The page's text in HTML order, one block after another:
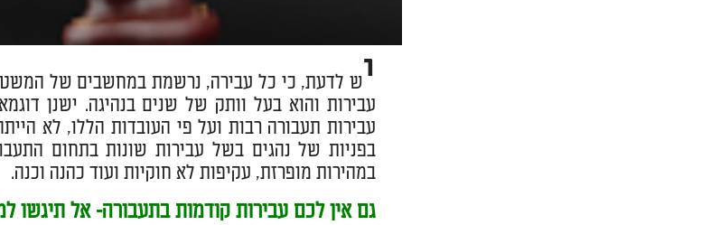
יש לדעת, כי כל עבירה, נרשמת במחשבים של
עבירות והוא בעל וותק של שנים בנהיגה. ישנן
עבירות תעבורה רבות ועל פי העובדות הללו, לא
בפניות של נהגים בשל עבירות שונות בתחום
במהירות מופרזת, עקיפות לא חוקיות ועוד כהנה וכנה.
גם אין לכם עבירות קודמות בתעבורה- אל תיגשו